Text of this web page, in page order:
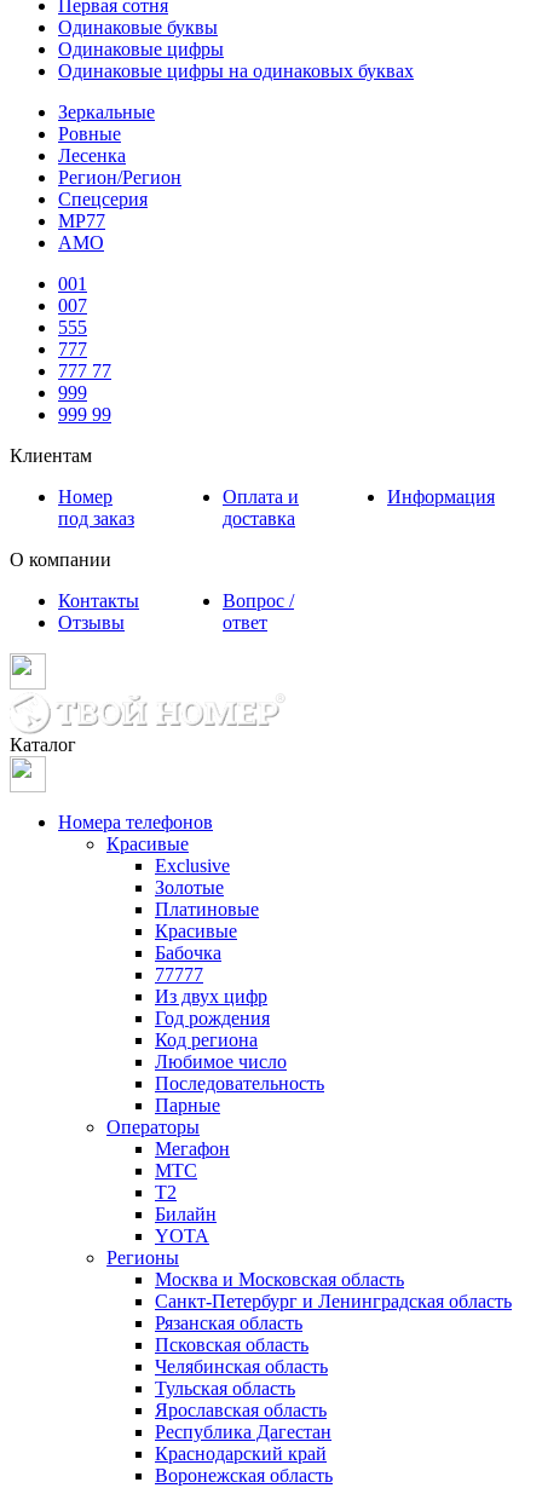
Первая сотня
Одинаковые буквы
Одинаковые цифры
Одинаковые цифры на одинаковых буквах
Зеркальные
Ровные
Лесенка
Регион/Регион
Спецсерия
МР77
АМО
001
007
555
777
777 77
999
999 99
Клиентам
Номер
под заказ
Оплата и
доставка
Информация
О компании
Контакты
Отзывы
Вопрос /
ответ
Каталог
Номера телефонов
Красивые
Exclusive
Золотые
Платиновые
Красивые
Бабочка
77777
Из двух цифр
Год рождения
Код региона
Любимое число
Последовательность
Парные
Операторы
Мегафон
МТС
Т2
Билайн
YOTA
Регионы
Москва и Московская область
Санкт-Петербург и Ленинградская область
Рязанская область
Псковская область
Челябинская область
Тульская область
Ярославская область
Республика Дагестан
Краснодарский край
Воронежская область